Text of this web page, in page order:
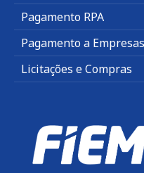
Pagamento RPA
Pagamento a Empresas
Licitações e Compras